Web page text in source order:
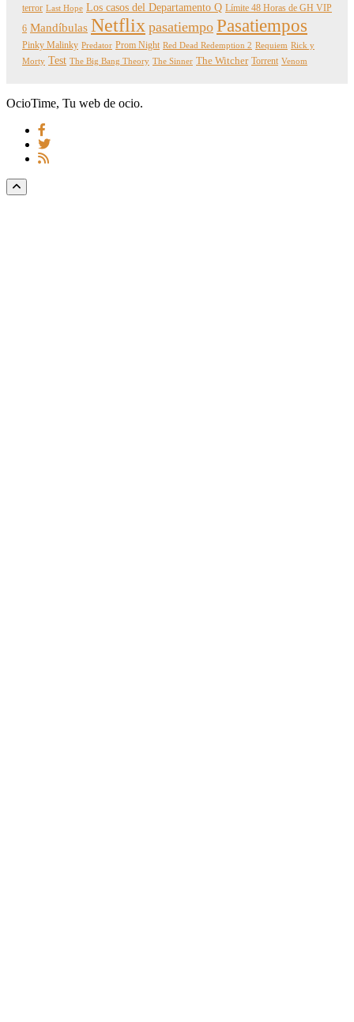
terror Last Hope Los casos del Departamento Q Límite 48 Horas de GH VIP
6 Mandíbulas Netflix pasatiempo Pasatiempos
Pinky Malinky Predator Prom Night Red Dead Redemption 2 Requiem Rick y
Morty Test The Big Bang Theory The Sinner The Witcher Torrent Venom
OcioTime, Tu web de ocio.